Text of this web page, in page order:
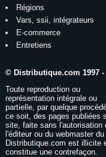
Régions
Vars, ssii, intégrateurs
E-commerce
Entretiens
© Distributique.com 1997 -
Toute reproduction ou
représentation intégrale ou
partielle, par quelque
ce soit, des pages publiées
site, faite sans l'autorisation
l'éditeur ou du webmaster
Distributique.com est illicite
constitue une contrefaçon.